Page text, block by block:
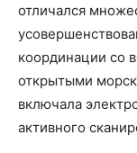
отличался
координации со
открытыми
включала
активного